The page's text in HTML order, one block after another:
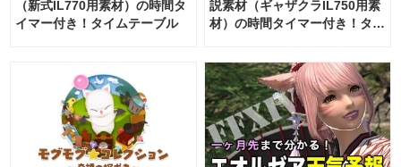
（新式IL770用素材）の時間タ
イマー付き！タイムテーブル
説素材（ギャザクラIL750用素
材）の時間タイマー付き！タイ